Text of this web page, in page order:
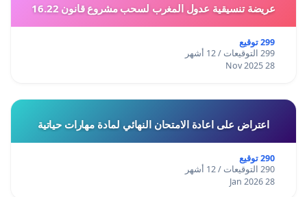
عريضة تنسيقية عدول المغرب لسحب مشروع قانون 16.22
299 توقيع
299 التوقيعات / 12 أشهر
28 Nov 2025
اعتراض على اعادة الامتحان النهائي لمادة مهارات حياتية
290 توقيع
290 التوقيعات / 12 أشهر
28 Jan 2026